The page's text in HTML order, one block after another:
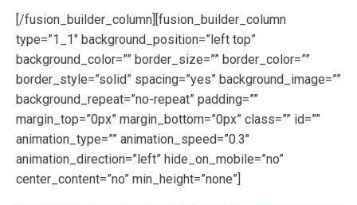
[/fusion_builder_column][fusion_builder_column
type=”1_1″ background_position=”left top”
background_color=”” border_size=”” border_color=””
border_style=”solid” spacing=”yes” background_image=””
background_repeat=”no-repeat” padding=””
margin_top=”0px” margin_bottom=”0px” class=”” id=””
animation_type=”” animation_speed=”0.3″
animation_direction=”left” hide_on_mobile=”no”
center_content=”no” min_height=”none”]